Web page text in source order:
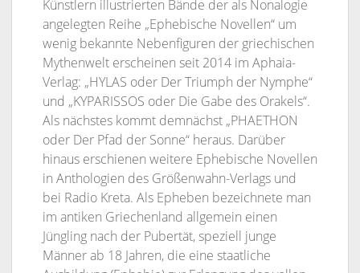
Künstlern illustrierten Bände der als Nonalogie
angelegten Reihe „Ephebische Novellen“ um
wenig bekannte Nebenfiguren der griechischen
Mythenwelt erscheinen seit 2014 im Aphaia-
Verlag: „HYLAS oder Der Triumph der Nymphe“
und „KYPARISSOS oder Die Gabe des Orakels“.
Als nächstes kommt demnächst „PHAETHON
oder Der Pfad der Sonne“ heraus. Darüber
hinaus erschienen weitere Ephebische Novellen
in Anthologien des Größenwahn-Verlags und
bei Radio Kreta. Als Epheben bezeichnete man
im antiken Griechenland allgemein einen
Jüngling nach der Pubertät, speziell junge
Männer ab 18 Jahren, die eine staatliche